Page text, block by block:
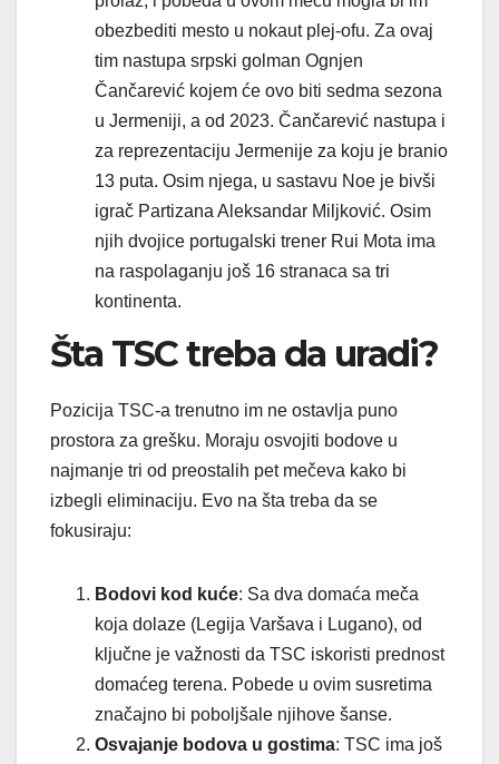
obezbediti mesto u nokaut plej-ofu. Za ovaj
tim nastupa srpski golman Ognjen
Čančarević kojem će ovo biti sedma sezona
u Jermeniji, a od 2023. Čančarević nastupa i
za reprezentaciju Jermenije za koju je branio
13 puta. Osim njega, u sastavu Noe je bivši
igrač Partizana Aleksandar Miljković. Osim
njih dvojice portugalski trener Rui Mota ima
na raspolaganju još 16 stranaca sa tri
kontinenta.
Šta TSC treba da uradi?
Pozicija TSC-a trenutno im ne ostavlja puno
prostora za grešku. Moraju osvojiti bodove u
najmanje tri od preostalih pet mečeva kako bi
izbegli eliminaciju. Evo na šta treba da se
fokusiraju:
Bodovi kod kuće: Sa dva domaća meča
koja dolaze (Legija Varšava i Lugano), od
ključne je važnosti da TSC iskoristi prednost
domaćeg terena. Pobede u ovim susretima
značajno bi poboljšale njihove šanse.
Osvajanje bodova u gostima: TSC ima još